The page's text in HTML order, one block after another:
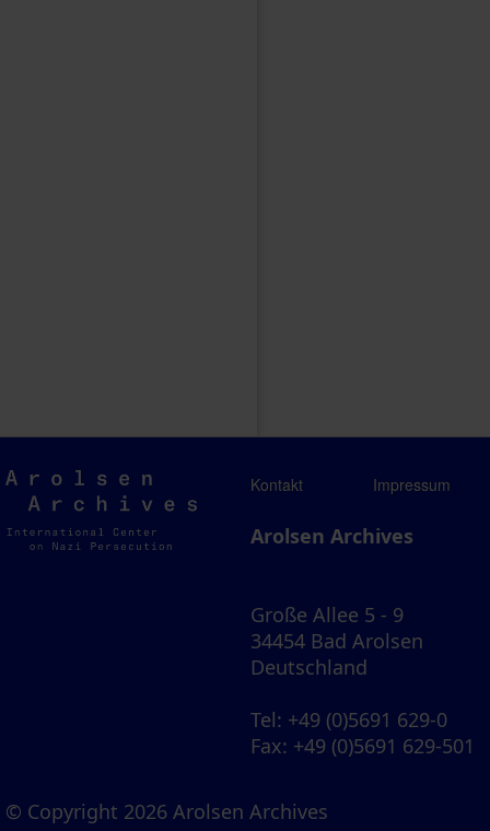
Arolsen
Archives
Kontakt Impressum
Arolsen Archives
Große Allee 5 - 9
34454 Bad Arolsen
Deutschland
Tel: +49 (0)5691 629-0
Fax: +49 (0)5691 629-501
© Copyright 2026 Arolsen Archives